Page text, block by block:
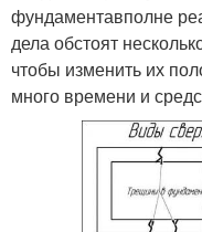
фундаментавполне
дела обстоят
чтобы изменить их
много времени и